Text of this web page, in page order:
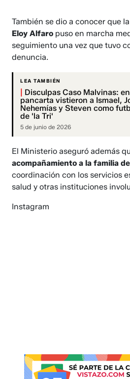
También se dio a conocer que la
Eloy Alfaro puso en marcha
seguimiento una vez que tuvo
denuncia.
LEA TAMBIÉN
Disculpas Caso Malvinas: en
pancarta vistieron a Ismael,
Nehemías y Steven como
de 'la Tri'
5 de junio de 2026
El Ministerio aseguró además
acompañamiento a la familia
coordinación con los servicios
salud y otras instituciones
Instagram